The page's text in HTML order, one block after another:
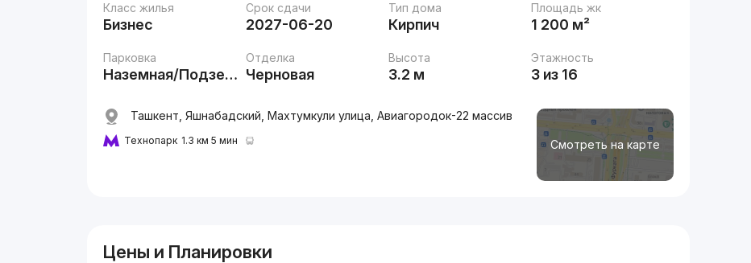
Класс жилья
Бизнес
Срок сдачи
2027-06-20
Тип дома
Кирпич
Площадь жк
1 200 м²
Парковка
Наземная/Подземная
Отделка
Черновая
Высота
3.2 м
Этажность
3 из 16
Смотреть на карте
Ташкент, Яшнабадский, Махтумкули улица, Авиагородок-22 массив
Технопарк 1.3 км 5 мин
Цены и Планировки